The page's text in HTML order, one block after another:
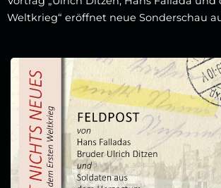
Weltkrieg“ eröffnet neue Sonderschau